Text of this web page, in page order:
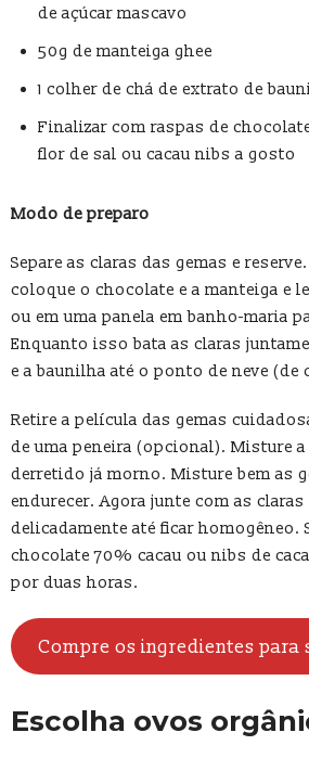
de açúcar mascavo
50g de manteiga ghee
1 colher de chá de extrato de
Finalizar com raspas de
flor de sal ou cacau nibs a gosto
Modo de preparo
Separe as claras das gemas e
coloque o chocolate e a manteiga e
ou em uma panela em banho-maria
Enquanto isso bata as claras
e a baunilha até o ponto de neve (de
Retire a película das gemas
de uma peneira (opcional). Misture
derretido já morno. Misture bem as
endurecer. Agora junte com as
delicadamente até ficar homogêneo.
chocolate 70% cacau ou nibs de
por duas horas.
Compre os ingredientes para
Escolha ovos